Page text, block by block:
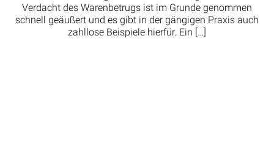
Verdacht des Warenbetrugs ist im Grunde genommen
schnell geäußert und es gibt in der gängigen Praxis auch
zahllose Beispiele hierfür. Ein […]